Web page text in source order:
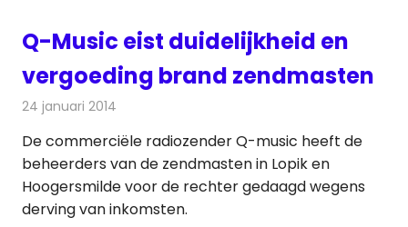
Q-Music eist duidelijkheid en
vergoeding brand zendmasten
24 januari 2014
De commerciële radiozender Q-music heeft de
beheerders van de zendmasten in Lopik en
Hoogersmilde voor de rechter gedaagd wegens
derving van inkomsten.